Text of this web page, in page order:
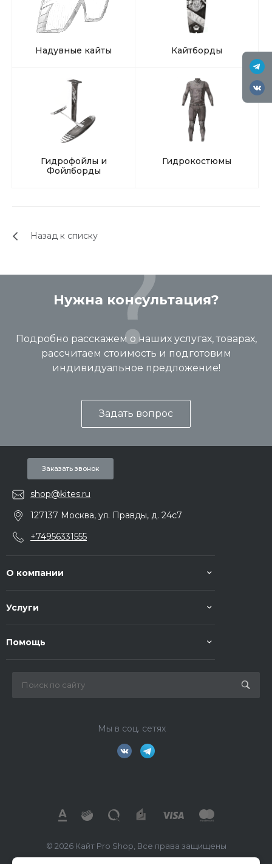
Надувные кайты Кайтборды
Гидрофойлы и
Фойлборды
Гидрокостюмы
Назад к списку
Нужна консультация?
Подробно расскажем о наших услугах, товарах,
рассчитаем стоимость и подготовим
индивидуальное предложение!
Задать вопрос
Заказать звонок
shop@kites.ru
127137 Москва, ул. Правды, д. 24с7
+74956331555
О компании
Услуги
Помощь
Мы в соц. сетях
© 2026 Кайт Pro Shop, Все права защищены